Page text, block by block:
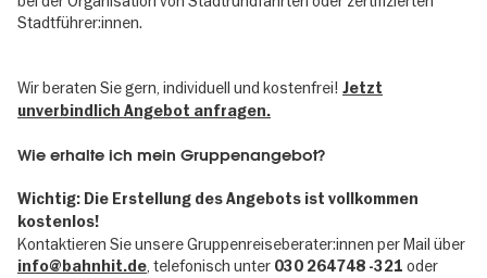
Stadtführer:innen.
Wir beraten Sie gern, individuell und kostenfrei! Jetzt
unverbindlich Angebot anfragen.
Wie erhalte ich mein Gruppenangebot?
Wichtig: Die Erstellung des Angebots ist vollkommen
kostenlos!
Kontaktieren Sie unsere Gruppenreiseberater:innen per Mail über
info@bahnhit.de, telefonisch unter 030 264748 -321 oder